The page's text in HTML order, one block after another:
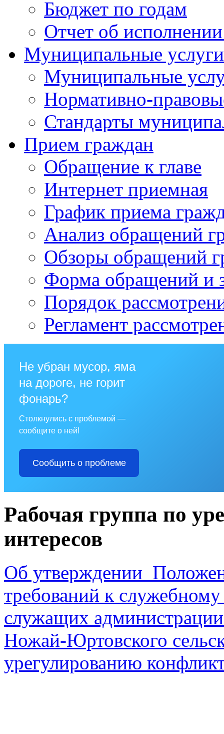
Бюджет по годам
Отчет об
Муниципальные услуги
Муниципальные
Нормативно-
Стандарты
Прием граждан
Обращение к главе
Интернет приемная
График приема
Анализ обращений
Обзоры обращений
Форма обращений и
Порядок
Регламент
Не убран мусор, яма
на дороге, не горит
фонарь?
Столкнулись с проблемой —
сообщите о ней!
Сообщить о проблеме
Рабочая группа по
интересов
Об утверждении
требований к
служащих
Ножай-Юртовского
урегулированию